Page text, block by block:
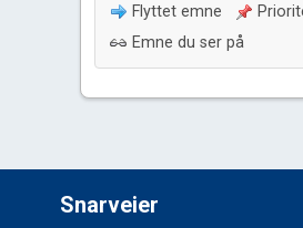
Flyttet emne
Emne du ser på
Snarveier